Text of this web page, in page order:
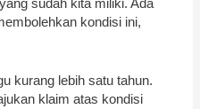
sudah kita miliki. Ada
kondisi ini,
kurang lebih satu tahun.
klaim atas kondisi